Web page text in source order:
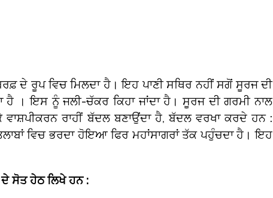
ਦੇ ਰੂਪ ਵਿਚ ਮਿਲਦਾ ਹੈ। ਇਹ ਪਾਣੀ ਸਥਿਰ ਨਹੀਂ ਸਗੋਂ ਸੂਰਜ ਦੀ
ਹੈ । ਇਸ ਨੂੰ ਜਲੀ-ਚੱਕਰ ਕਿਹਾ ਜਾਂਦਾ ਹੈ। ਸੂਰਜ ਦੀ ਗਰਮੀ ਨਾਲ
ਵਾਸ਼ਪੀਕਰਨ ਰਾਹੀਂ ਬੱਦਲ ਬਣਾਉਂਦਾ ਹੈ, ਬੱਦਲ ਵਰਖਾ ਕਰਦੇ ਹਨ :
ਵਿਚ ਭਰਦਾ ਹੋਇਆ ਫਿਰ ਮਹਾਂਸਾਗਰਾਂ ਤੱਕ ਪਹੁੰਚਦਾ ਹੈ। ਇਹ
ਦੇ ਸੋਤ ਹੇਠ ਲਿਖੇ ਹਨ :